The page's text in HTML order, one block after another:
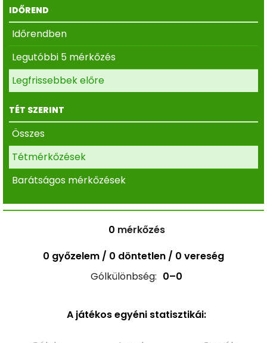
IDŐREND
Időrendben
Legutóbbi 5 mérkőzés
Legfrissebbek előre
TÉT SZERINT
Összes
Tétmérkőzések
Barátságos mérkőzések
0 mérkőzés
0 győzelem / 0 döntetlen / 0 vereség
Gólkülönbség: 0–0
A játékos egyéni statisztikái: